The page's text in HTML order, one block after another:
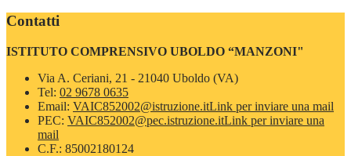
Contatti
ISTITUTO COMPRENSIVO UBOLDO “MANZONI"
Via A. Ceriani, 21 - 21040 Uboldo (VA)
Tel: 02 9678 0635
Email: VAIC852002@istruzione.itLink per inviare una mail
PEC: VAIC852002@pec.istruzione.itLink per inviare una
mail
C.F.: 85002180124